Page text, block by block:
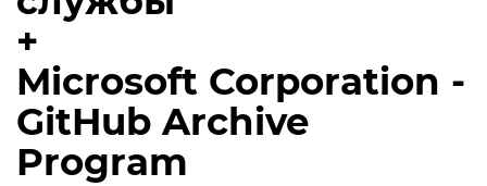
+
Microsoft Corporation -
GitHub Archive
Program